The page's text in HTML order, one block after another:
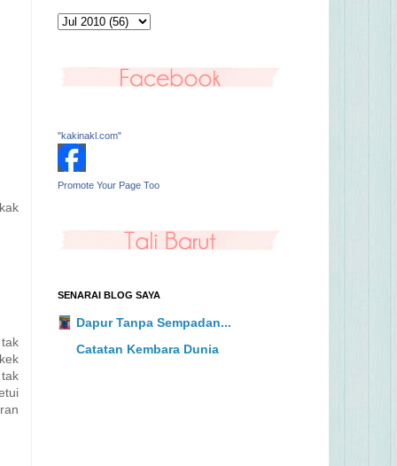
"kakinakl.com"
Promote Your Page Too
SENARAI BLOG SAYA
Dapur Tanpa Sempadan...
Catatan Kembara Dunia